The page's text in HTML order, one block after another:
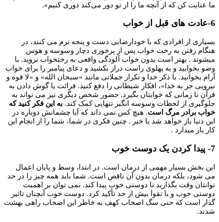
ما عنایت کن که از آنچه ما را از تو دور می‌کند دوری کنیم».
6-عادت های قبل از خواب
بسیاری از افرادی که با خودارضایی دست و پنجه نرم می کنند، در
هنگام رفتن به رخت خواب پس از پرخوری دچار وسوسه و هوس
میشوند . بهتر است بدون خواب آلودگی واقعی به رختخواب نروید. با
وضو بخوابید و به پهلوی راست دراز بکشید و دعای پیامبر را برای خواب
آرام بخوانید. با ذکر خدا و تکرار جملاتی مانند «سبحان الله» و «لا قوه و
نیرویی جز به خدا»، افکار شیطانی را دفع کنید. قرائت یا گوش دادن به
قرآن تا زمانی که خوابتان بگیرد. حضور شخص دیگری نیز می تواند به
جلوگیری از لحظات وسوسه انگیز تنهایی کمک کند. به این فکر کنید که
خواب برادر مرگ است. هیچ کس نمی داند که آیا چشمانش دوباره در
این دنیا باز خواهد شد یا خیر . چنین فکری در شما، شما را از انجام این
کار باز میدارد .
7- پیدا کردن یک دوست خوب
این بخش بسیار مهمی از درمان است. در ابتدا، وسط و پایان اعمال
می شود، بلکه درمان بدون آن ناقص است. شما باید همه چیز را در حد
توانتان وقت بگذارید تا دوستی خوب پیدا کند. نمی توان بر اهمیت
دوستی خوب و با تقوا بیش از حد تأکید کرد. دوست خوب آنچنان تاثیر
گذار است که حتی سگ اصحاب کهف به خاطر این اصحاب راهی بهشت
شدند.